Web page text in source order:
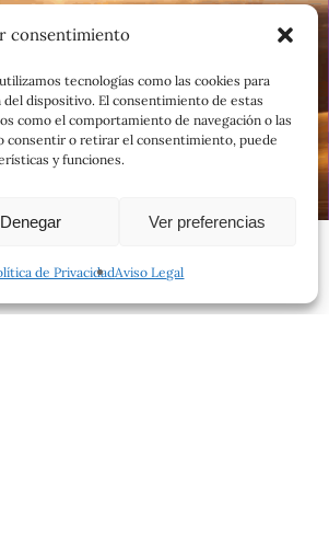
consentimiento
tecnologías como las cookies para
dispositivo. El consentimiento de estas
como el comportamiento de navegación o las
consentir o retirar el consentimiento, puede
y funciones.
Denegar Ver preferencias
de PrivacidadAviso Legal